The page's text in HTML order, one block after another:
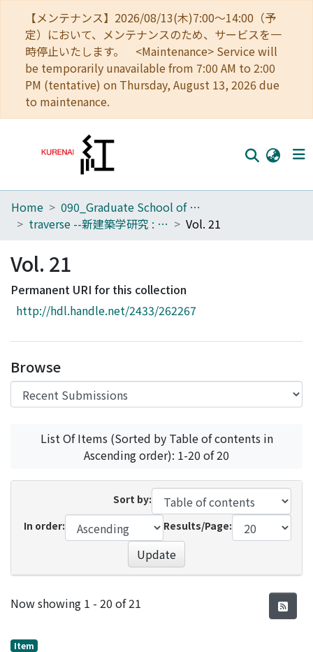
【メンテナンス】2026/08/13(木)7:00～14:00（予
定）において、メンテナンスのため、サービスを一
時停止いたします。 <Maintenance> Service will
be temporarily unavailable from 7:00 AM to 2:00
PM (tentative) on Thursday, August 13, 2026 due
to maintenance.
Home
Browse
Download Ranking
Access Statistics
Home
090_Graduate School of Engineering
traverse --新建築学研究 : kyoto university architectural journal
Vol. 21
Vol. 21
Permanent URI for this collection
http://hdl.handle.net/2433/262267
Browse
List Of Items (Sorted by Table of contents in
Ascending order): 1-20 of 20
Sort by:
In order:
Results/Page:
Update
Recent Submissions
Now showing 1 - 20 of 21
Item